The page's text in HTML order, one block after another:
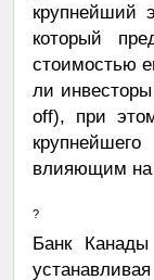
крупнейший
который
стоимостью
ли
off), при
влияющим на
?
Банк Канады